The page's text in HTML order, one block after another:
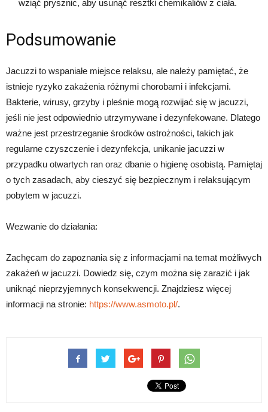
wziąć prysznic, aby usunąć resztki chemikaliów z ciała.
Podsumowanie
Jacuzzi to wspaniałe miejsce relaksu, ale należy pamiętać, że
istnieje ryzyko zakażenia różnymi chorobami i infekcjami.
Bakterie, wirusy, grzyby i pleśnie mogą rozwijać się w jacuzzi,
jeśli nie jest odpowiednio utrzymywane i dezynfekowane. Dlatego
ważne jest przestrzeganie środków ostrożności, takich jak
regularne czyszczenie i dezynfekcja, unikanie jacuzzi w
przypadku otwartych ran oraz dbanie o higienę osobistą. Pamiętaj
o tych zasadach, aby cieszyć się bezpiecznym i relaksującym
pobytem w jacuzzi.
Wezwanie do działania:
Zachęcam do zapoznania się z informacjami na temat możliwych
zakażeń w jacuzzi. Dowiedz się, czym można się zarazić i jak
uniknąć nieprzyjemnych konsekwencji. Znajdziesz więcej
informacji na stronie: https://www.asmoto.pl/.